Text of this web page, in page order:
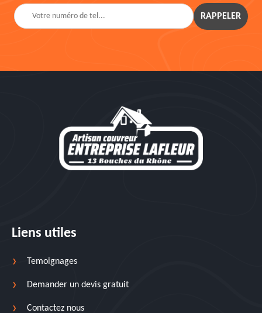
Liens utiles
Temoignages
Demander un devis gratuit
Contactez nous